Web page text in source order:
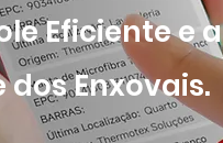
Eficiente e a
Enxovais.